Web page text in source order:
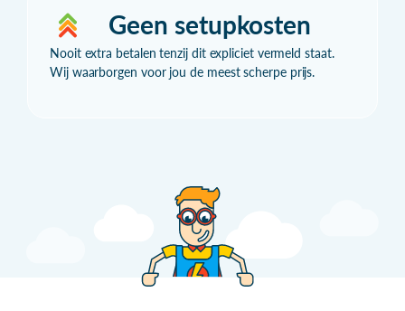
Geen setupkosten
Nooit extra betalen tenzij dit expliciet vermeld staat.
Wij waarborgen voor jou de meest scherpe prijs.